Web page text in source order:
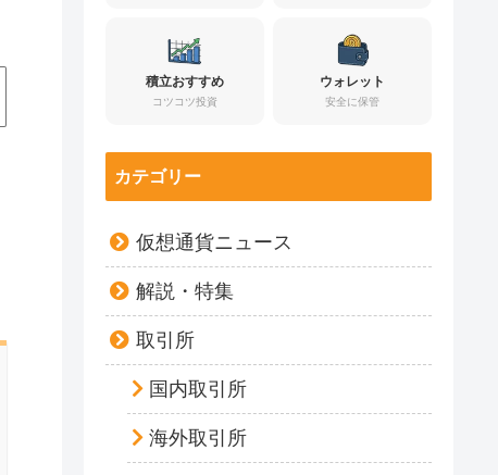
積立おすすめ
コツコツ投資
ウォレット
安全に保管
カテゴリー
仮想通貨ニュース
解説・特集
取引所
国内取引所
海外取引所